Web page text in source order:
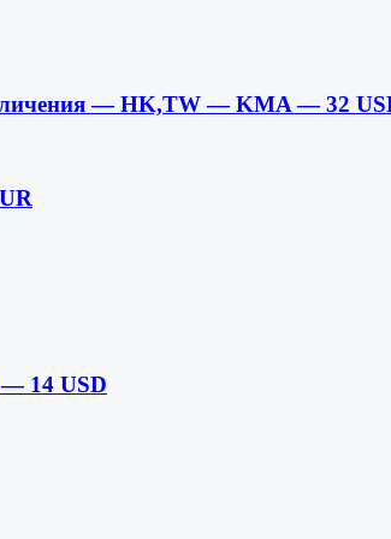
— HK,TW — KMA — 32
14 USD